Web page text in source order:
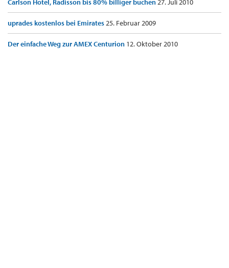
Carlson Hotel, Radisson bis 80% billiger buchen27. Juli 2010
uprades kostenlos bei Emirates25. Februar 2009
Der einfache Weg zur AMEX Centurion 12. Oktober 2010